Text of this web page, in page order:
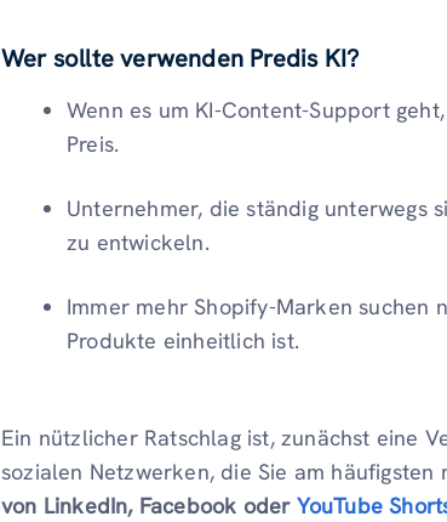
Wer sollte verwenden Predis KI?
Wenn es um KI-Content-Support
Preis.
Unternehmer, die ständig unterwegs
zu entwickeln.
Immer mehr Shopify-Marken
Produkte einheitlich ist.
Ein nützlicher Ratschlag ist, zunächst eine
sozialen Netzwerken, die Sie am häufigsten
von LinkedIn, Facebook oder YouTube